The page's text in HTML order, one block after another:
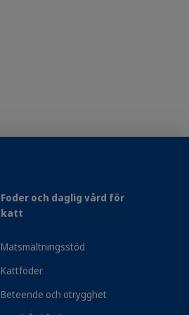
Foder och daglig vård för
katt
Matsmältningsstöd
Kattfoder
Beteende och otrygghet